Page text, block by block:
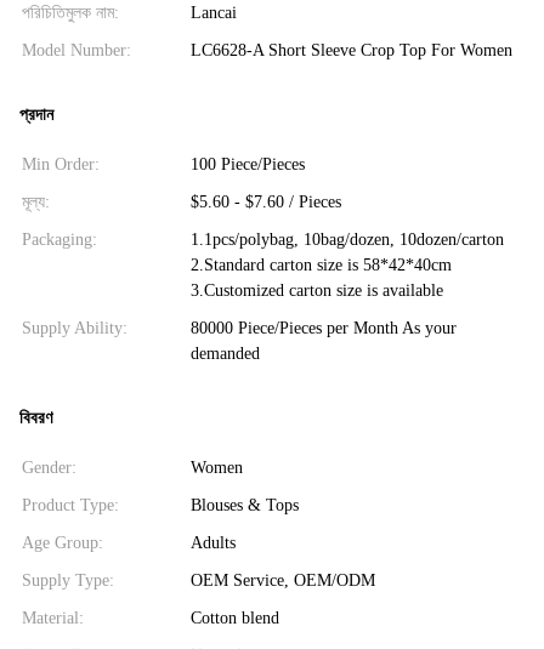
পরিচিতিমুলক নাম: Lancai
Model Number: LC6628-A Short Sleeve Crop Top For Women
প্রদান
Min Order: 100 Piece/Pieces
মূল্য: $5.60 - $7.60 / Pieces
Packaging:
1.1pcs/polybag, 10bag/dozen, 10dozen/carton
2.Standard carton size is 58*42*40cm
3.Customized carton size is available
Supply Ability:
80000 Piece/Pieces per Month As your
demanded
বিবরণ
Gender: Women
Product Type: Blouses & Tops
Age Group: Adults
Supply Type: OEM Service, OEM/ODM
Material: Cotton blend